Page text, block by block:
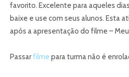
favorito. Excelente para aqueles
baixe e use com seus alunos. Esta
após a apresentação do filme –
Passarfilme para turma não é